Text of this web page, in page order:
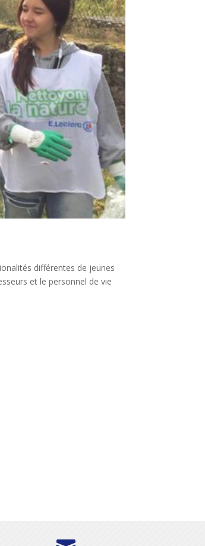
différentes de jeunes
et le personnel de vie